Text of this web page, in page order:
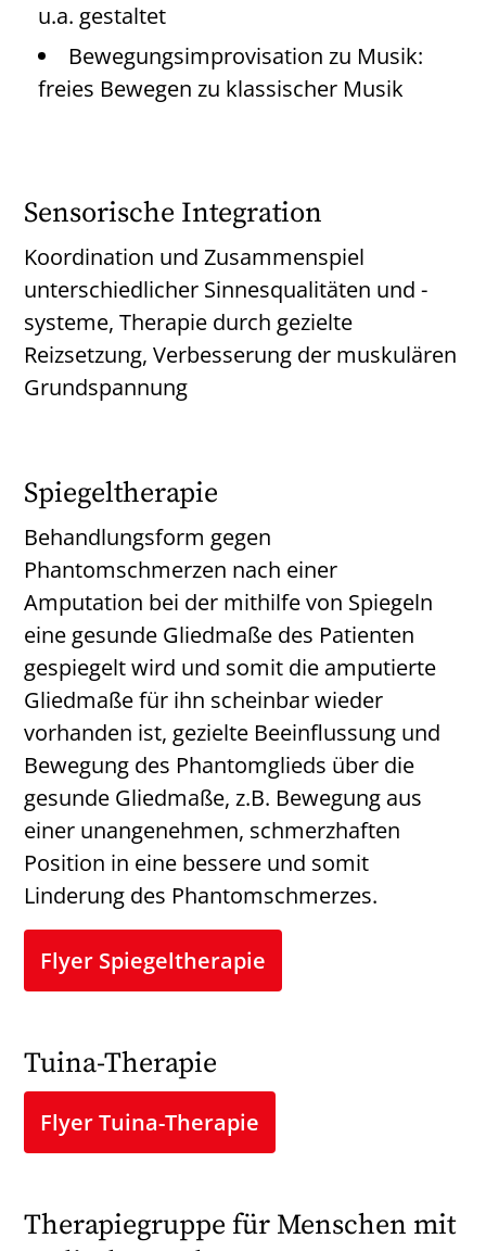
u.a. gestaltet
Bewegungsimprovisation zu Musik:
freies Bewegen zu klassischer Musik
Sensorische Integration
Koordination und Zusammenspiel
unterschiedlicher Sinnesqualitäten und -
systeme, Therapie durch gezielte
Reizsetzung, Verbesserung der muskulären
Grundspannung
Spiegeltherapie
Behandlungsform gegen
Phantomschmerzen nach einer
Amputation bei der mithilfe von Spiegeln
eine gesunde Gliedmaße des Patienten
gespiegelt wird und somit die amputierte
Gliedmaße für ihn scheinbar wieder
vorhanden ist, gezielte Beeinflussung und
Bewegung des Phantomglieds über die
gesunde Gliedmaße, z.B. Bewegung aus
einer unangenehmen, schmerzhaften
Position in eine bessere und somit
Linderung des Phantomschmerzes.
Flyer Spiegeltherapie
Tuina-Therapie
Flyer Tuina-Therapie
Therapiegruppe für Menschen mit